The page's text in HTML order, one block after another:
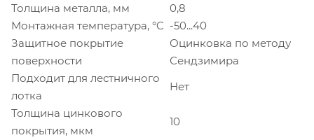
Толщина металла, мм
0,8
Монтажная температура, °C -50...40
Защитное покрытие
поверхности
Оцинковка по методу
Сендзимира
Подходит для лестничного
лотка
Нет
Толщина цинкового
покрытия, мкм
10